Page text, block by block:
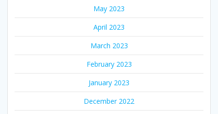
May 2023
April 2023
March 2023
February 2023
January 2023
December 2022